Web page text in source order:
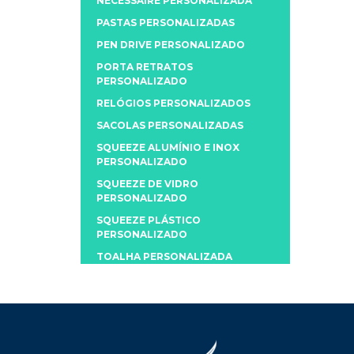
PASTAS PERSONALIZADAS
PEN DRIVE PERSONALIZADO
PORTA RETRATOS
PERSONALIZADO
RELÓGIOS PERSONALIZADOS
SACOLAS PERSONALIZADAS
SQUEEZE ALUMÍNIO E INOX
PERSONALIZADO
SQUEEZE DE VIDRO
PERSONALIZADO
SQUEEZE PLÁSTICO
PERSONALIZADO
TOALHA PERSONALIZADA